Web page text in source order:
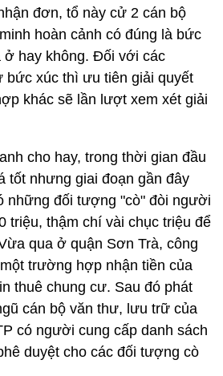
đơn, tổ này cử 2 cán bộ
hoàn cảnh có đúng là bức
ở hay không. Đối với các
xúc thì ưu tiên giải quyết
khác sẽ lần lượt xem xét giải
cho hay, trong thời gian đầu
tốt nhưng giai đoạn gần đây
những đối tượng "cò" đòi người
triệu, thậm chí vài chục triệu để
qua ở quận Sơn Trà, công
trường hợp nhận tiền của
thuê chung cư. Sau đó phát
cán bộ văn thư, lưu trữ của
có người cung cấp danh sách
duyệt cho các đối tượng cò